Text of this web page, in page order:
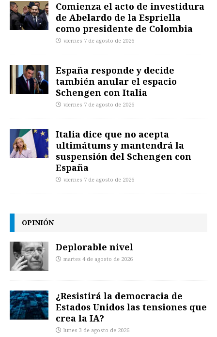
Comienza el acto de investidura
de Abelardo de la Espriella
como presidente de Colombia
viernes 7 de agosto de 2026
España responde y decide
también anular el espacio
Schengen con Italia
viernes 7 de agosto de 2026
Italia dice que no acepta
ultimátums y mantendrá la
suspensión del Schengen con
España
viernes 7 de agosto de 2026
OPINIÓN
Deplorable nivel
martes 4 de agosto de 2026
¿Resistirá la democracia de
Estados Unidos las tensiones que
crea la IA?
lunes 3 de agosto de 2026